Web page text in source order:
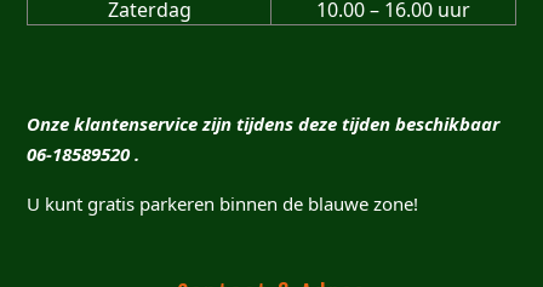
Zaterdag
10.00 – 16.00 uur
Onze klantenservice zijn tijdens deze tijden beschikbaar
06-18589520 .
U kunt gratis parkeren binnen de blauwe zone!